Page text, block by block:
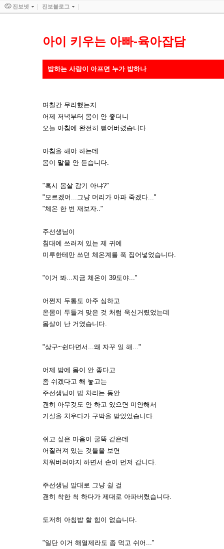
아이 키우는 아빠-육아잡담
밥하는 사람이 아프면 누가 밥하나
며칠간 무리했는지
어제 저녁부터 몸이 안 좋더니
오늘 아침에 완전히 뻗어버렸습니다.
아침을 해야 하는데
몸이 말을 안 듣습니다.
"혹시 몸살 감기 아냐?"
"모르겠어...그냥 머리가 아파 죽겠다..."
"체온 한 번 재보자.."
주선생님이
침대에 쓰러져 있는 제 귀에
미루한테만 쓰던 체온계를 푹 집어넣었습니다.
"이거 봐...지금 체온이 39도야..."
어쩐지 두통도 아주 심하고
온몸이 두들겨 맞은 것 처럼 욱신거렸었는데
몸살이 난 거였습니다.
"상구~쉰다면서...왜 자꾸 일 해..."
어제 밤에 몸이 안 좋다고
좀 쉬겠다고 해 놓고는
주선생님이 밥 차리는 동안
괜히 아무것도 안 하고 있으면 미안해서
거실을 치우다가 구박을 받았었습니다.
쉬고 싶은 마음이 굴뚝 같은데
어질러져 있는 것들을 보면
치워버려야지 하면서 손이 먼저 갑니다.
주선생님 말대로 그냥 쉴 걸
괜히 착한 척 하다가 제대로 아파버렸습니다.
도저히 아침밥 할 힘이 없습니다.
"일단 이거 해열제라도 좀 먹고 쉬어..."
진보넷 진보블로그